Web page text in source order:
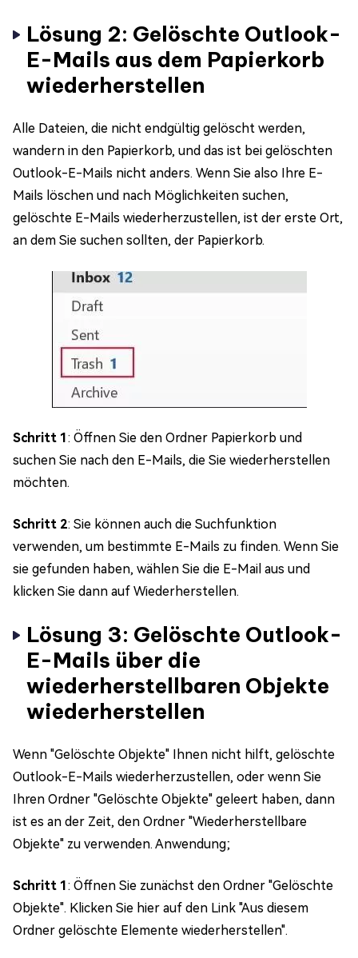
Lösung 2: Gelöschte Outlook-
E-Mails aus dem Papierkorb
wiederherstellen
Alle Dateien, die nicht endgültig gelöscht werden,
wandern in den Papierkorb, und das ist bei gelöschten
Outlook-E-Mails nicht anders. Wenn Sie also Ihre E-
Mails löschen und nach Möglichkeiten suchen,
gelöschte E-Mails wiederherzustellen, ist der erste Ort,
an dem Sie suchen sollten, der Papierkorb.
Schritt 1: Öffnen Sie den Ordner Papierkorb und
suchen Sie nach den E-Mails, die Sie wiederherstellen
möchten.
Schritt 2: Sie können auch die Suchfunktion
verwenden, um bestimmte E-Mails zu finden. Wenn Sie
sie gefunden haben, wählen Sie die E-Mail aus und
klicken Sie dann auf Wiederherstellen.
Lösung 3: Gelöschte Outlook-
E-Mails über die
wiederherstellbaren Objekte
wiederherstellen
Wenn "Gelöschte Objekte" Ihnen nicht hilft, gelöschte
Outlook-E-Mails wiederherzustellen, oder wenn Sie
Ihren Ordner "Gelöschte Objekte" geleert haben, dann
ist es an der Zeit, den Ordner "Wiederherstellbare
Objekte" zu verwenden. Anwendung;
Schritt 1: Öffnen Sie zunächst den Ordner "Gelöschte
Objekte". Klicken Sie hier auf den Link "Aus diesem
Ordner gelöschte Elemente wiederherstellen".